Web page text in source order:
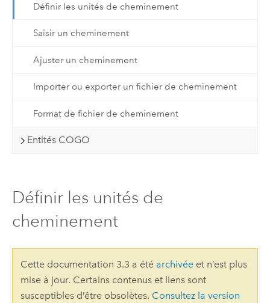
Définir les unités de cheminement
Saisir un cheminement
Ajuster un cheminement
Importer ou exporter un fichier de cheminement
Format de fichier de cheminement
Entités COGO
Définir les unités de
cheminement
Cette documentation 3.3 a été archivéeet n’est plus
mise à jour. Certains contenus et liens sont
susceptibles d’être obsolètes. Consultez la version